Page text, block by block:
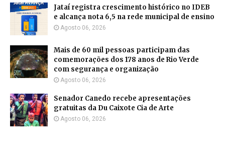
Jataí registra crescimento histórico no IDEB
e alcança nota 6,5 na rede municipal de ensino
Agosto 06, 2026
Mais de 60 mil pessoas participam das
comemorações dos 178 anos de Rio Verde
com segurança e organização
Agosto 06, 2026
Senador Canedo recebe apresentações
gratuitas da Du Caixote Cia de Arte
Agosto 06, 2026